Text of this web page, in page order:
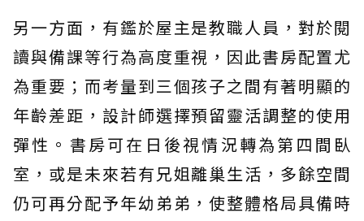
另一方面，有鑑於屋主是教職人員，對於閱
讀與備課等行為高度重視，因此書房配置尤
為重要；而考量到三個孩子之間有著明顯的
年齡差距，設計師選擇預留靈活調整的使用
彈性。書房可在日後視情況轉為第四間臥
室，或是未來若有兄姐離巢生活，多餘空間
仍可再分配予年幼弟弟，使整體格局具備時